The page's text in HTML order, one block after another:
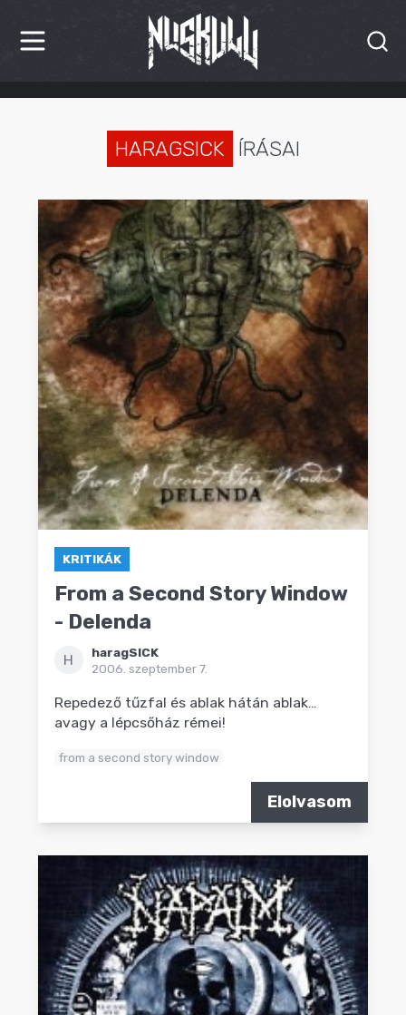
HÍREK
INTERJÚK
PREMIEREK
KULT
MÁSVILÁG
BLOG
HARAGSICK ÍRÁSAI
KRITIKÁK
From a Second Story Window
- Delenda
H
haragSICK
2006. szeptember 7.
Repedező tűzfal és ablak hátán ablak…
avagy a lépcsőház rémei!
from a second story window
Elolvasom